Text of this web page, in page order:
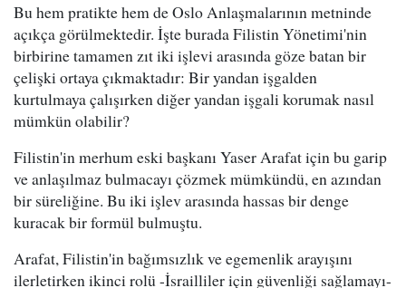
Bu hem pratikte hem de Oslo Anlaşmalarının metninde
açıkça görülmektedir. İşte burada Filistin Yönetimi'nin
birbirine tamamen zıt iki işlevi arasında göze batan bir
çelişki ortaya çıkmaktadır: Bir yandan işgalden
kurtulmaya çalışırken diğer yandan işgali korumak nasıl
mümkün olabilir?
Filistin'in merhum eski başkanı Yaser Arafat için bu garip
ve anlaşılmaz bulmacayı çözmek mümkündü, en azından
bir süreliğine. Bu iki işlev arasında hassas bir denge
kuracak bir formül bulmuştu.
Arafat, Filistin'in bağımsızlık ve egemenlik arayışını
ilerletirken ikinci rolü -İsrailliler için güvenliği sağlamayı-